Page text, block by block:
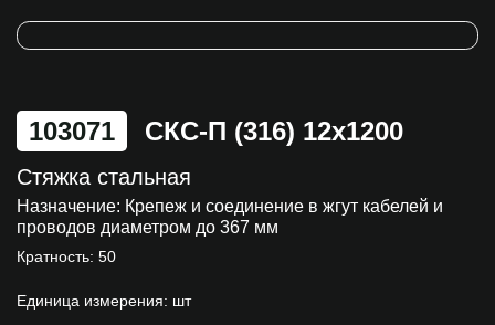
103071 СКС-П (316) 12х1200
Стяжка стальная
Назначение: Крепеж и соединение в жгут кабелей и
проводов диаметром до 367 мм
Кратность: 50
Единица измерения: шт